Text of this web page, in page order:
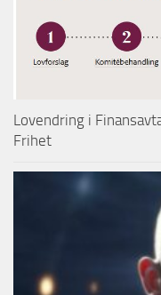
Lovendring i
Frihet